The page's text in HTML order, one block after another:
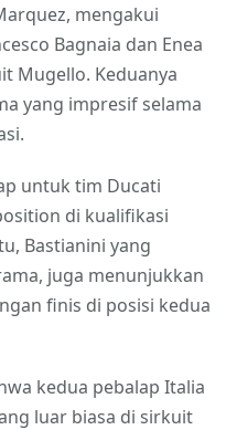
mengakui
Bagnaia dan Enea
Mugello. Keduanya
yang impresif selama
untuk tim Ducati
di kualifikasi
Bastianini yang
juga menunjukkan
finis di posisi kedua
kedua pebalap Italia
luar biasa di sirkuit